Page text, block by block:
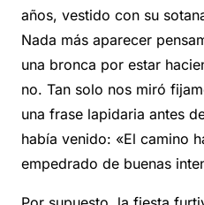
años, vestido con su
Nada más aparecer
una bronca por estar
no. Tan solo nos miró
una frase lapidaria antes
había venido: «El camino
empedrado de buenas